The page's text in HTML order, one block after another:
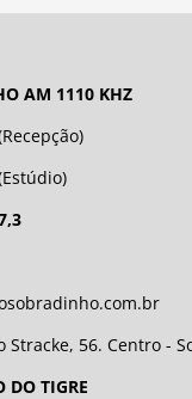
AM 1110 KHZ
Stracke, 56. Centro -
DO TIGRE